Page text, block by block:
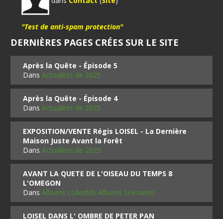
"Test de anti-spam protection"
DERNIÈRES PAGES CRÉES SUR LE SITE
Après la Quête - Épisode 5
DansActualités de 2025
Après la Quête - Épisode 4
DansActualités de 2025
EXPOSITION/VENTE Régis LOISEL - La Dernière
Maison Juste Avant la Forêt
DansActualités de 2025
AVANT LA QUETE DE L'OISEAU DU TEMPS 8
L'OMEGON
DansAlbums collectifs Albums Scénarios
LOISEL DANS L' OMBRE DE PETER PAN